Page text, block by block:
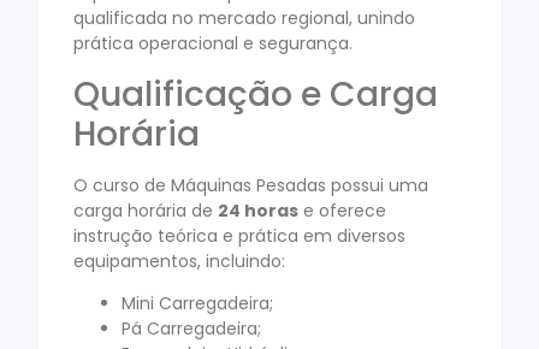
qualificada no mercado regional, unindo
prática operacional e segurança.
Qualificação e Carga
Horária
O curso de Máquinas Pesadas possui uma
carga horária de 24 horas e oferece
instrução teórica e prática em diversos
equipamentos, incluindo:
Mini Carregadeira;
Pá Carregadeira;